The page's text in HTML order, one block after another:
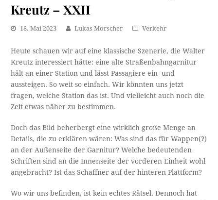
Kreutz – XXII
18. Mai 2023 Lukas Morscher Verkehr
Heute schauen wir auf eine klassische Szenerie, die Walter
Kreutz interessiert hätte: eine alte Straßenbahngarnitur
hält an einer Station und lässt Passagiere ein- und
aussteigen. So weit so einfach. Wir könnten uns jetzt
fragen, welche Station das ist. Und vielleicht auch noch die
Zeit etwas näher zu bestimmen.
Doch das Bild beherbergt eine wirklich große Menge an
Details, die zu erklären wären: Was sind das für Wappen(?)
an der Außenseite der Garnitur? Welche bedeutenden
Schriften sind an die Innenseite der vorderen Einheit wohl
angebracht? Ist das Schaffner auf der hinteren Plattform?
Wo wir uns befinden, ist kein echtes Rätsel. Dennoch hat